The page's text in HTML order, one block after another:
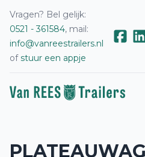
Vragen? Bel gelijk:
0521 - 361584, mail:
info@vanreestrailers.nl
ofstuur een appje